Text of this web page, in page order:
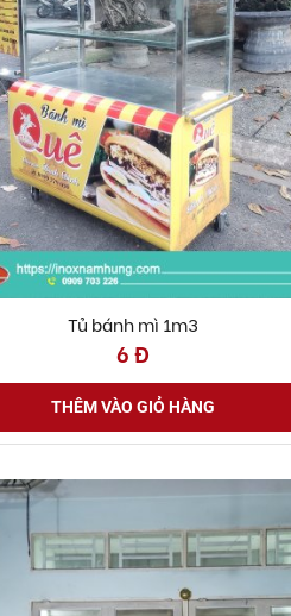
Tủ bánh mì 1m3
6 Đ
THÊM VÀO GIỎ HÀNG